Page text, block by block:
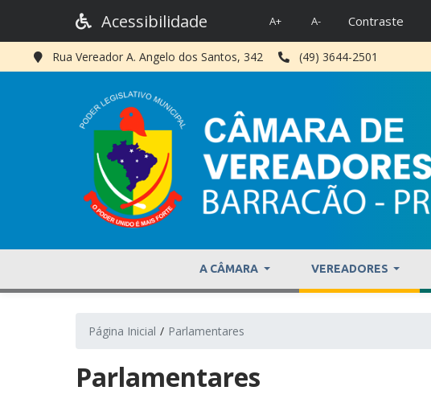
Acessibilidade A+ A- Contraste
Rua Vereador A. Angelo dos Santos, 342 (49) 3644-2501
A CÂMARA VEREADORES
Página Inicial Parlamentares
Parlamentares